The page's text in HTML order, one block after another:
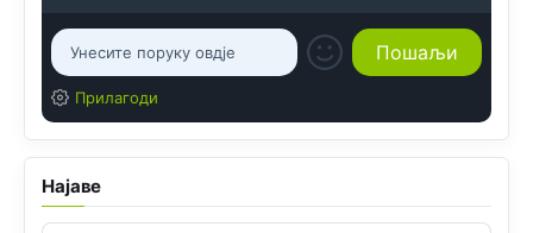
Прилагоди
Најаве